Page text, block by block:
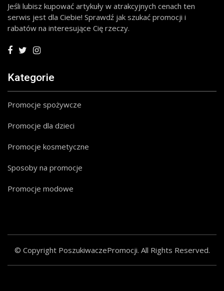
Jeśli lubisz kupować artykuły w atrakcyjnych cenach ten
serwis jest dla Ciebie! Sprawdź jak szukać promocji i
rabatów na interesujące Cię rzeczy.
Kategorie
Promocje spożywcze
Promocje dla dzieci
Promocje kosmetyczne
Sposoby na promocje
Promocje modowe
© Copyright PoszukiwaczePromocji. All Rights Reserved.